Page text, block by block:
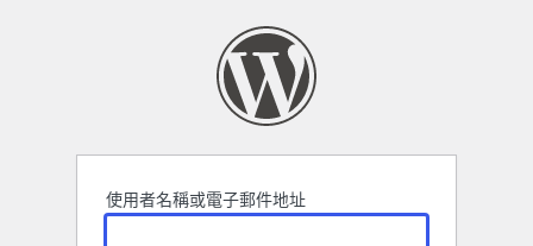
使用者名稱或電子郵件地址